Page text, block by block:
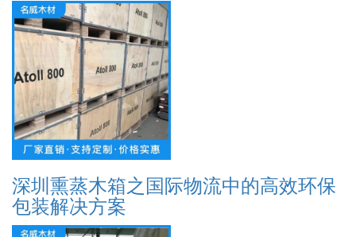
深圳熏蒸木箱之国际物流中的高效环保
包装解决方案